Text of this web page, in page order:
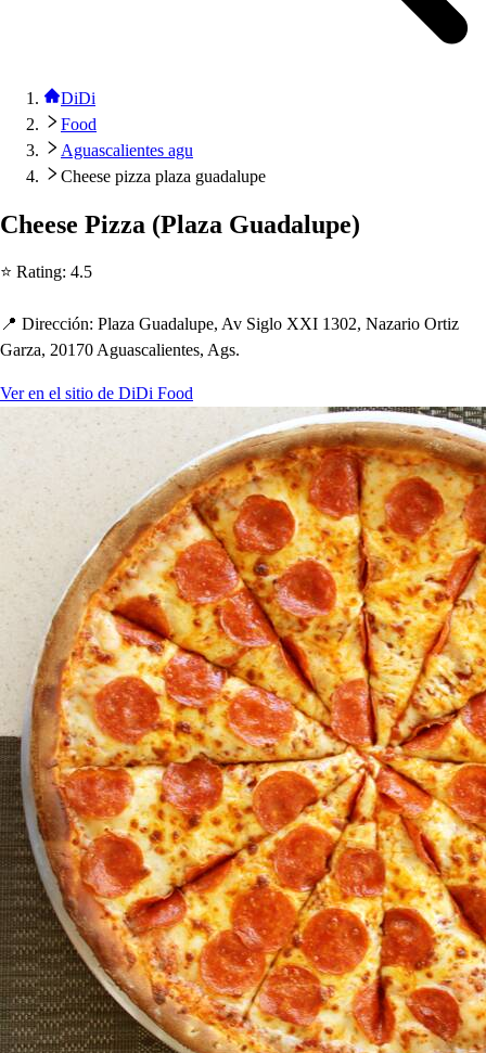
DiDi
Food
Aguascalientes agu
Cheese pizza plaza guadalupe
Cheese Pizza (Plaza Guadalupe)
⭐ Rating: 4.5
📍 Dirección: Plaza Guadalupe, Av Siglo XXI 1302, Nazario Ortiz
Garza, 20170 Aguascalientes, Ags.
Ver en el sitio de DiDi Food